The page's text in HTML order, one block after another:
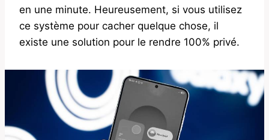
en une minute. Heureusement, si vous utilisez
ce système pour cacher quelque chose, il
existe une solution pour le rendre 100% privé.